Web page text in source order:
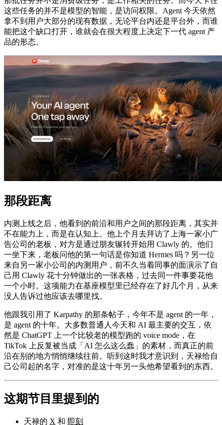
这些任务的并不是模型的智能，是访问权限。Agent 今天依然
拿不到用户大部分的现有数据，无论平台内还是平台外，而谁
能把这个缺口打开，谁就会在很大程度上决定下一代 agent 产
品的形态。
那段距离
内测上线之后，他看到的前沿和用户之间的那段距离，其实并
不在能力上，而是在认知上。他上个月去拜访了上海一家小广
告公司的老板，对方是通过朋友辗转开始用 Clawly 的。他们
一坐下来，老板问他的第一句话是你知道 Hermes 吗？另一位
来自另一家小公司的内测用户，前不久当着同事的面演示了自
己用 Clawly 花十分钟做出的一张表格，过去同一件事要花他
一个小时。这项能力在基座模型里已经存在了好几个月，从来
没人告诉过他应该去哪里找。
他跟我引用了 Karpathy 的那条帖子，今年不是 agent 的一年，
是 agent 的十年。大多数普通人今天和 AI 最主要的交互，依
然是 ChatGPT 上一个比较老的模型跑的 voice mode，在
TikTok 上反复被当成「AI 怎么这么蠢」的素材，而真正的前
沿在别的地方悄悄继续往前。听到这时我才意识到，天禄给自
己公司起的名字，对准的是这十年另一头他希望看到的东西。
这期节目里提到的
天禄的 X 和 即刻